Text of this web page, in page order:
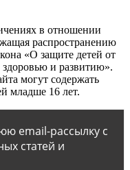
в отношении
распространению
«О защите детей от
и развитию».
могут содержать
младше 16 лет.
email-рассылку с
статей и